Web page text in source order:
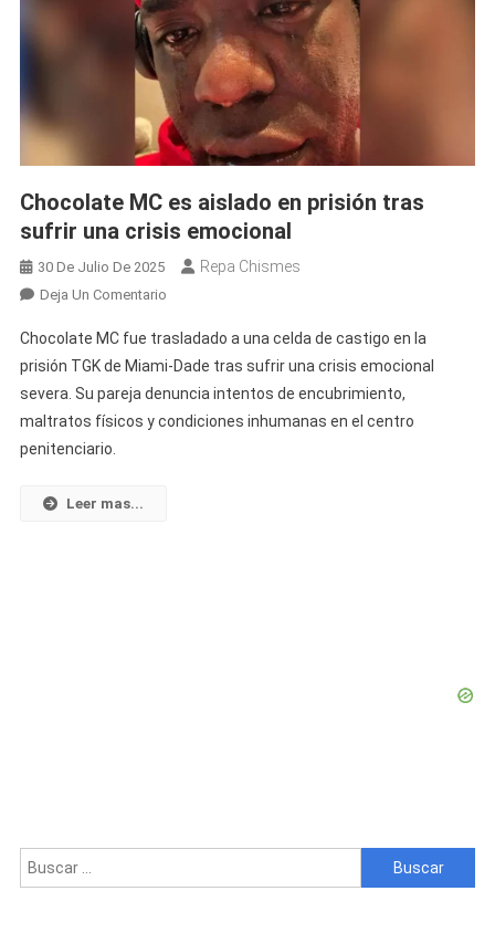
Chocolate MC es aislado en prisión tras
sufrir una crisis emocional
30 De Julio De 2025 Repa Chismes
Deja Un ComentarioEn
MC
Es
Aislado
En
Chocolate MC fue trasladado a una celda de castigo en la
prisión TGK de Miami-Dade tras sufrir una crisis emocional
severa. Su pareja denuncia intentos de encubrimiento,
maltratos físicos y condiciones inhumanas en el centro
penitenciario.
Leer mas...
Buscar: